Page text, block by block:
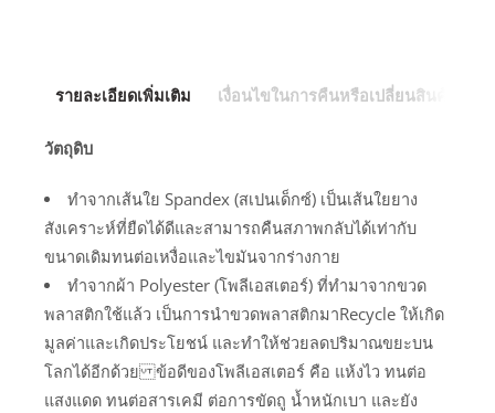
รายละเอียดเพิ่มเติม เงื่อนไขในการคืนหรือเปลี่ยนสินค้า
วัตถุดิบ
ทำจากเส้นใย Spandex (สเปนเด็กซ์) เป็นเส้นใยยาง
สังเคราะห์ที่ยืดได้ดีและสามารถคืนสภาพกลับได้เท่ากับ
ขนาดเดิมทนต่อเหงื่อและไขมันจากร่างกาย
ทำจากผ้า Polyester (โพลีเอสเตอร์) ที่ทำมาจากขวด
พลาสติกใช้แล้ว เป็นการนำขวดพลาสติกมาRecycle ให้เกิด
มูลค่าและเกิดประโยชน์ และทำให้ช่วยลดปริมาณขยะบน
โลกได้อีกด้วย ข้อดีของโพลีเอสเตอร์ คือ แห้งไว ทนต่อ
แสงแดด ทนต่อสารเคมี ต่อการขัดถู น้ำหนักเบา และยัง